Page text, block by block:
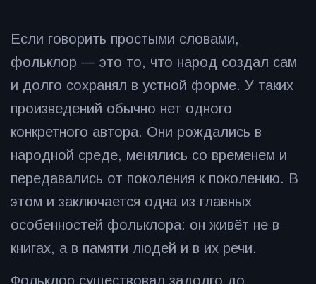
Если говорить простыми словами,
фольклор — это то, что народ создал сам
и долго сохранял в устной форме. У таких
произведений обычно нет одного
конкретного автора. Они рождались в
народной среде, менялись со временем и
передавались от поколения к поколению. В
этом и заключается одна из главных
особенностей фольклора: он живёт не в
книгах, а в памяти людей и в их речи.
Фольклор существовал задолго до